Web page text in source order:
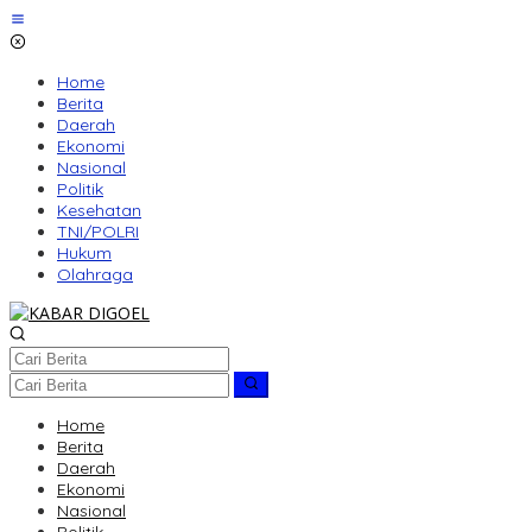
Lewati
ke
Home
Berita
Daerah
Ekonomi
Nasional
Politik
Kesehatan
TNI/POLRI
Hukum
Olahraga
Home
Berita
Daerah
Ekonomi
Nasional